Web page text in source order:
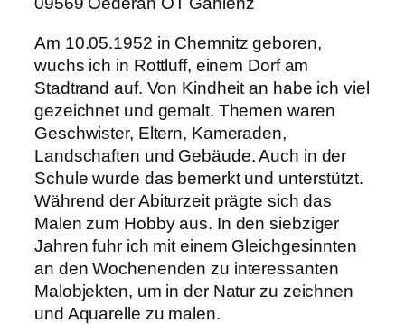
Am 10.05.1952 in Chemnitz geboren,
wuchs ich in Rottluff, einem Dorf am
Stadtrand auf. Von Kindheit an habe ich viel
gezeichnet und gemalt. Themen waren
Geschwister, Eltern, Kameraden,
Landschaften und Gebäude. Auch in der
Schule wurde das bemerkt und unterstützt.
Während der Abiturzeit prägte sich das
Malen zum Hobby aus. In den siebziger
Jahren fuhr ich mit einem Gleichgesinnten
an den Wochenenden zu interessanten
Malobjekten, um in der Natur zu zeichnen
und Aquarelle zu malen.